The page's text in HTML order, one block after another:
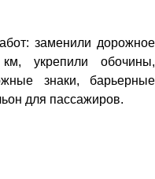
заменили дорожное
укрепили обочины,
знаки, барьерные
для пассажиров.